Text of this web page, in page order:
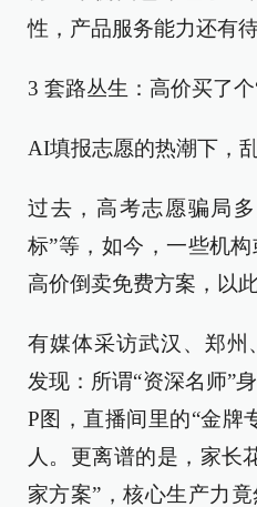
性，产品服务能力还有
3 套路丛生：高价买了
AI填报志愿的热潮下，
过去，高考志愿骗局
标”等，如今，一些机
高价倒卖免费方案，以此
有媒体采访武汉、郑
发现：所谓“资深名师”
P图，直播间里的“金牌
人。更离谱的是，家长
家方案”，核心生产力